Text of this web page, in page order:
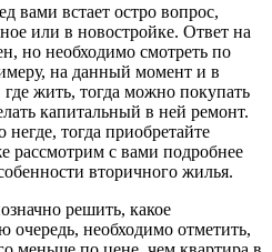
вами встает остро вопрос,
или в новостройке. Ответ на
но необходимо смотреть по
на данный момент и в
жить, тогда можно покупать
капитальный в ней ремонт.
тогда приобретайте
рассмотрим с вами подробнее
вторичного жилья.
решить, какое
очередь, необходимо отметить,